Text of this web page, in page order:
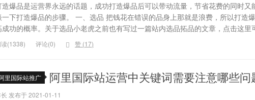
造爆品是运营界永远的话题，成功打造爆品后可以带动流量，节省花费的同时
一下打造爆品的步骤。 一、选品 把钱花在错误的品身上那就是浪费，所以打造
成功的概率。关于选品小老虎之前也有写过一篇站内选品拓品的文章，点击这里
读(1338) 评论(0) 赞 (17)
里国际站推广 阿里国际站运营中关键词需要注意哪些问
发布于 2021-01-11